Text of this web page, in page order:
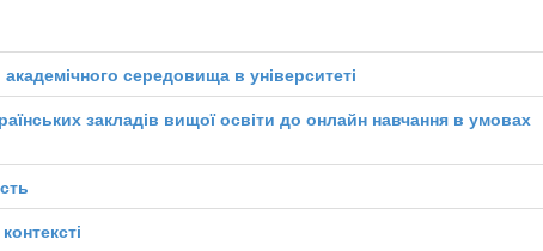
середовища в університеті
закладів вищої освіти до онлайн навчання в умовах